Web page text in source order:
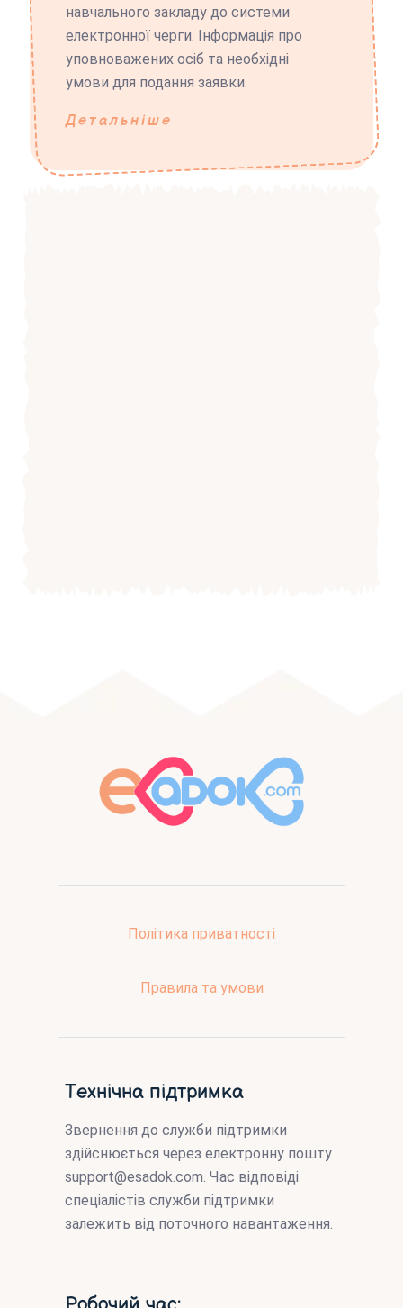
навчального закладу до системи
електронної черги. Інформація про
уповноважених осіб та необхідні
умови для подання заявки.
Детальніше
Політика приватності
Правила та умови
Технічна підтримка
Звернення до служби підтримки
здійснюється через електронну пошту
support@esadok.com. Час відповіді
спеціалістів служби підтримки
залежить від поточного навантаження.